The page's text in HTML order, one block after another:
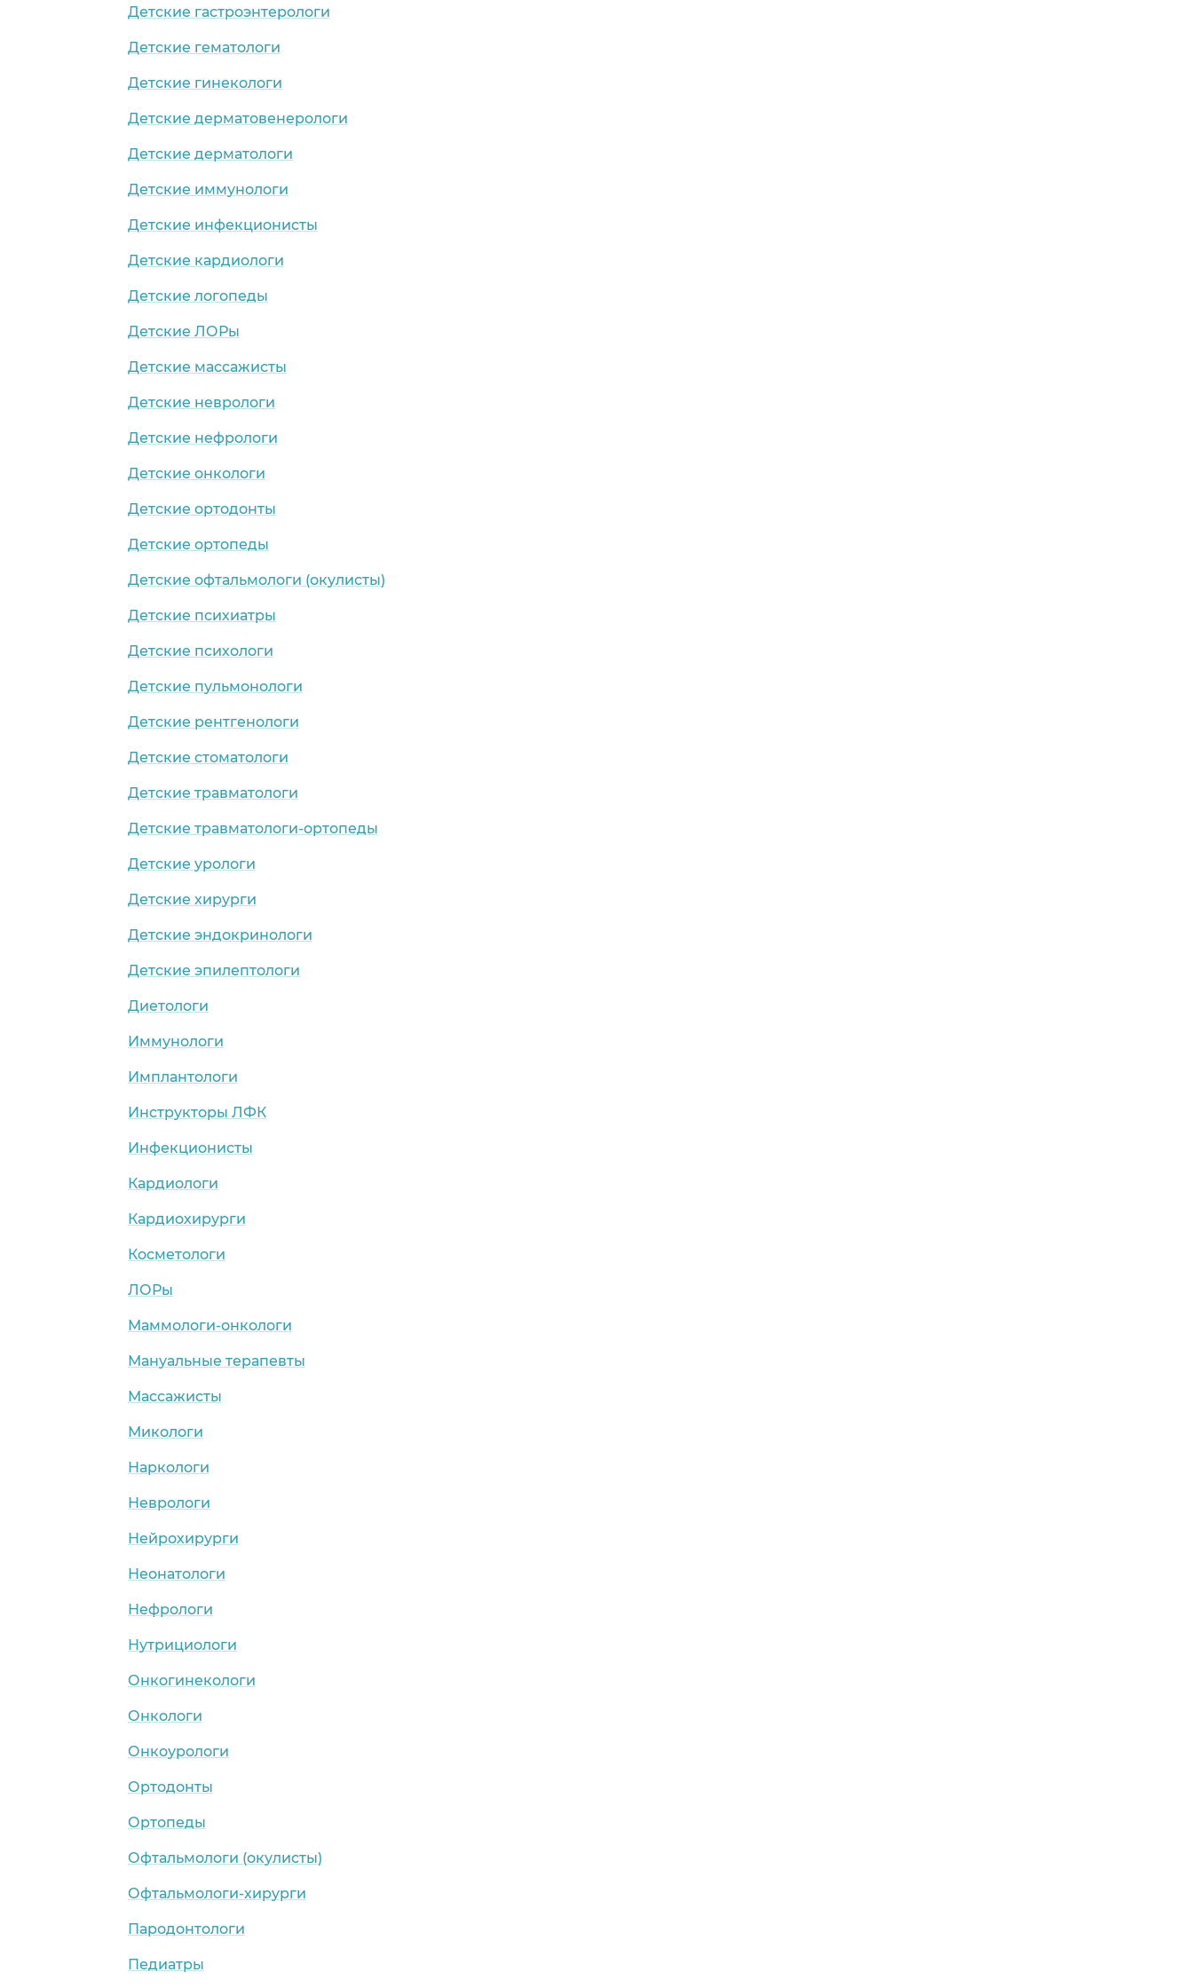
Детские гастроэнтерологи
Детские гематологи
Детские гинекологи
Детские дерматовенерологи
Детские дерматологи
Детские иммунологи
Детские инфекционисты
Детские кардиологи
Детские логопеды
Детские ЛОРы
Детские массажисты
Детские неврологи
Детские нефрологи
Детские онкологи
Детские ортодонты
Детские ортопеды
Детские офтальмологи (окулисты)
Детские психиатры
Детские психологи
Детские пульмонологи
Детские рентгенологи
Детские стоматологи
Детские травматологи
Детские травматологи-ортопеды
Детские урологи
Детские хирурги
Детские эндокринологи
Детские эпилептологи
Диетологи
Иммунологи
Имплантологи
Инструкторы ЛФК
Инфекционисты
Кардиологи
Кардиохирурги
Косметологи
ЛОРы
Маммологи-онкологи
Мануальные терапевты
Массажисты
Микологи
Наркологи
Неврологи
Нейрохирурги
Неонатологи
Нефрологи
Нутрициологи
Онкогинекологи
Онкологи
Онкоурологи
Ортодонты
Ортопеды
Офтальмологи (окулисты)
Офтальмологи-хирурги
Пародонтологи
Педиатры